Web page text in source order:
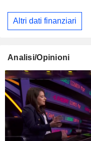
Altri dati finanziari
Analisi/Opinioni